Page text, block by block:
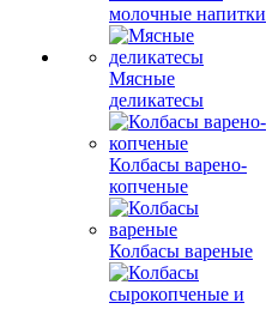
молочные напитки
Мясные
деликатесы
Колбасы варено-
копченые
Колбасы вареные